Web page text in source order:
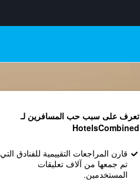
تعرف على سبب حب المسافرين لـ
HotelsCombined
قارن المراجعات التقييمية للفنادق التي
تم جمعها من آلاف تعليقات
المستخدمين.